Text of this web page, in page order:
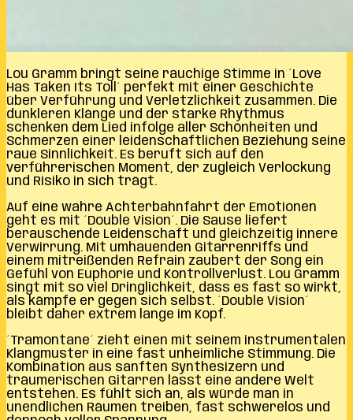
Lou Gramm bringt seine rauchige Stimme in ´Love
Has Taken Its Toll´ perfekt mit einer Geschichte
über Verführung und Verletzlichkeit zusammen. Die
dunkleren Klänge und der starke Rhythmus
schenken dem Lied infolge aller Schönheiten und
Schmerzen einer leidenschaftlichen Beziehung seine
raue Sinnlichkeit. Es beruft sich auf den
verführerischen Moment, der zugleich Verlockung
und Risiko in sich trägt.
Auf eine wahre Achterbahnfahrt der Emotionen
geht es mit ´Double Vision´. Die Sause liefert
berauschende Leidenschaft und gleichzeitig innere
Verwirrung. Mit umhauenden Gitarrenriffs und
einem mitreißenden Refrain zaubert der Song ein
Gefühl von Euphorie und Kontrollverlust. Lou Gramm
singt mit so viel Dringlichkeit, dass es fast so wirkt,
als kämpfe er gegen sich selbst. ´Double Vision´
bleibt daher extrem lange im Kopf.
´Tramontane´ zieht einen mit seinem instrumentalen
Klangmuster in eine fast unheimliche Stimmung. Die
Kombination aus sanften Synthesizern und
träumerischen Gitarren lässt eine andere Welt
entstehen. Es fühlt sich an, als würde man in
unendlichen Räumen treiben, fast schwerelos und